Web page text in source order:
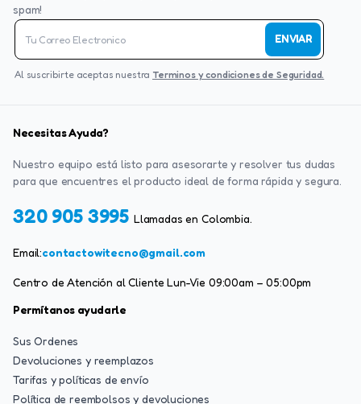
spam!
ENVIAR
Al suscribirte aceptas nuestra Terminos y condiciones de Seguridad.
Necesitas Ayuda?
Nuestro equipo está listo para asesorarte y resolver tus dudas
para que encuentres el producto ideal de forma rápida y segura.
320 905 3995 Llamadas en Colombia.
Email:contactowitecno@gmail.com
Centro de Atención al Cliente Lun-Vie 09:00am – 05:00pm
Permítanos ayudarle
Sus Ordenes
Devoluciones y reemplazos
Tarifas y políticas de envío
Política de reembolsos y devoluciones